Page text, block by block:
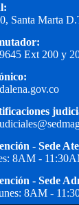
Santa Marta
Ext 200 y
- Sede
8AM -
- Sede
8AM -